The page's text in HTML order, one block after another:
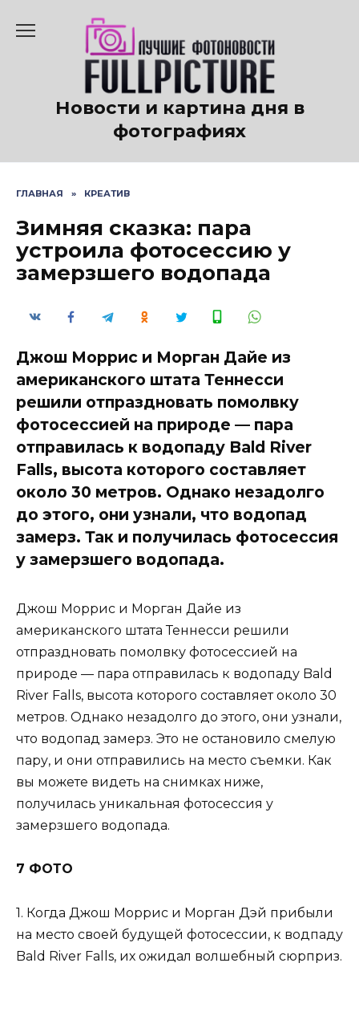
содержанию
Новости и картина дня в
фотографиях
ГЛАВНАЯ » КРЕАТИВ
Зимняя сказка: пара
устроила фотосессию у
замерзшего водопада
Джош Моррис и Морган Дайе из
американского штата Теннесси
решили отпраздновать помолвку
фотосессией на природе — пара
отправилась к водопаду Bald River
Falls, высота которого составляет
около 30 метров. Однако незадолго
до этого, они узнали, что водопад
замерз. Так и получилась фотосессия
у замерзшего водопада.
Джош Моррис и Морган Дайе из
американского штата Теннесси решили
отпраздновать помолвку фотосессией на
природе — пара отправилась к водопаду Bald
River Falls, высота которого составляет около 30
метров. Однако незадолго до этого, они узнали,
что водопад замерз. Это не остановило смелую
пару, и они отправились на место съемки. Как
вы можете видеть на снимках ниже,
получилась уникальная фотосессия у
замерзшего водопада.
7 ФОТО
1. Когда Джош Моррис и Морган Дэй прибыли
на место своей будущей фотосессии, к водпаду
Bald River Falls, их ожидал волшебный сюрприз.